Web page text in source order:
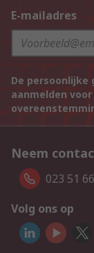
E-mailadres
De persoonlijke
aanmelden
Neem
023 51
Volg ons op